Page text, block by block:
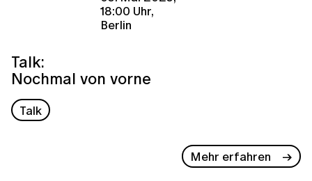
18:00 Uhr,
Berlin
Talk:
Nochmal von vorne
Talk
Mehr erfahren